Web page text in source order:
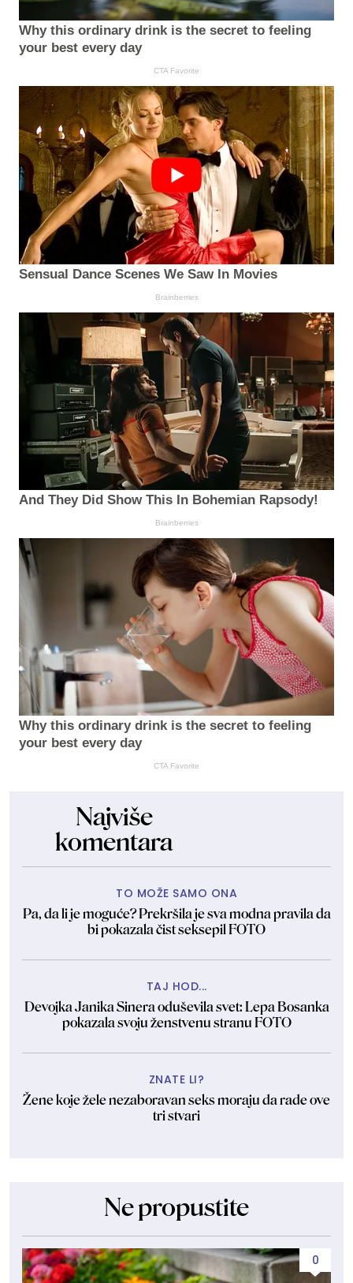
Why this ordinary drink is the secret to feeling
your best every day
CTA Favorite
Sensual Dance Scenes We Saw In Movies
Brainberries
And They Did Show This In Bohemian Rapsody!
Brainberries
Why this ordinary drink is the secret to feeling
your best every day
CTA Favorite
Najviše
komentara
TO MOŽE SAMO ONA
Pa, da li je moguće? Prekršila je sva modna pravila da
bi pokazala čist seksepil FOTO
TAJ HOD...
Devojka Janika Sinera oduševila svet: Lepa Bosanka
pokazala svoju ženstvenu stranu FOTO
ZNATE LI?
Žene koje žele nezaboravan seks moraju da rade ove
tri stvari
Ne propustite
0